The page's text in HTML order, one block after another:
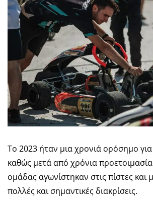
Το 2023 ήταν μια χρονιά ορόσημο
καθώς μετά από χρόνια
ομάδας αγωνίστηκαν στις πίστες και
πολλές και σημαντικές διακρίσεις.